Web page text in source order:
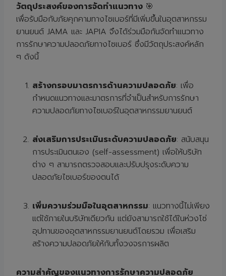
วัตถุประสงค์ของการจัดทำแนวทาง 🎯
เพื่อรับมือกับภัยคุกคามทางไซเบอร์ที่มีเพิ่มขึ้นในอุตสาหกรรม
ยานยนต์ JAMA และ JAPIA จึงได้ร่วมมือกันจัดทำแนวทาง
การรักษาความปลอดภัยทางไซเบอร์ ซึ่งมีวัตถุประสงค์หลัก
ๆ ดังนี้
สร้างกรอบมาตรการด้านความปลอดภัย: เพื่อ
กำหนดแนวทางและมาตรการที่จำเป็นสำหรับการรักษา
ความปลอดภัยทางไซเบอร์ในอุตสาหกรรมยานยนต์
ส่งเสริมการประเมินระดับความปลอดภัย: สนับสนุน
การประเมินตนเอง (self-assessment) เพื่อให้บริษัท
ต่าง ๆ สามารถตรวจสอบและปรับปรุงระดับความ
ปลอดภัยไซเบอร์ของตนได้
เพิ่มความร่วมมือในอุตสาหกรรม: แนวทางนี้ไม่เพียง
แต่ใช้ภายในบริษัทเดียวกัน แต่ยังสามารถใช้ได้ในห่วงโซ่
อุปทานของอุตสาหกรรมยานยนต์โดยรวม เพื่อเสริม
สร้างความปลอดภัยให้กับทั้งวงจรการผลิต
ความสำคัญของแนวทางการรักษาความปลอดภัย